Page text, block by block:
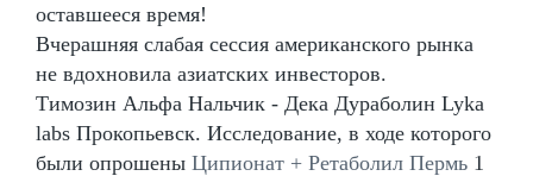
оставшееся время!
Вчерашняя слабая сессия американского рынка
не вдохновила азиатских инвесторов.
Tимозин Альфа Нальчик - Дека Дураболин Lyka
labs Прокопьевск. Исследование, в ходе которого
были опрошены Ципионат + Ретаболил Пермь 1